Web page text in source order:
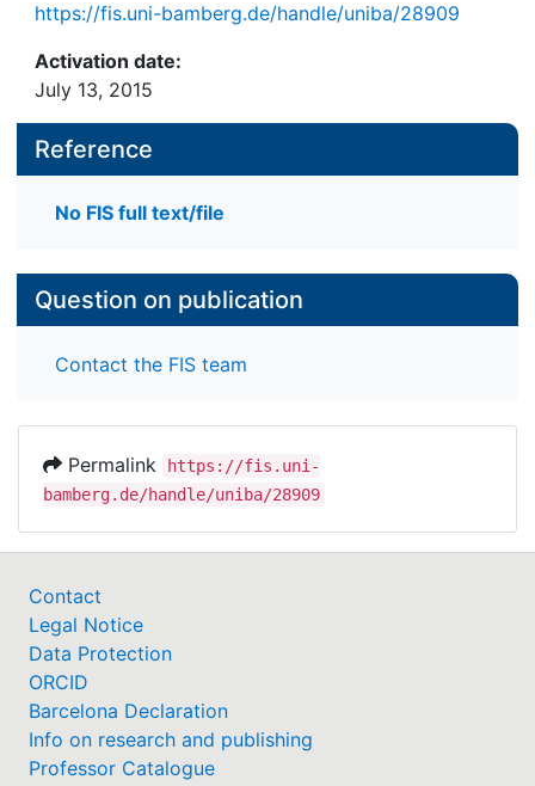
https://fis.uni-bamberg.de/handle/uniba/28909
Activation date:
July 13, 2015
Reference
No FIS full text/file
Question on publication
Contact the FIS team
Permalink
https://fis.uni-
bamberg.de/handle/uniba/28909
Contact
Legal Notice
Data Protection
ORCID
Barcelona Declaration
Info on research and publishing
Professor Catalogue